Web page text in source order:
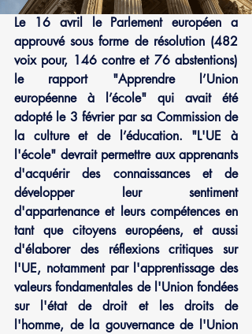
Le 16 avril le Parlement européen a
approuvé sous forme de résolution (482
voix pour, 146 contre et 76 abstentions)
le rapport "Apprendre l’Union
européenne à l’école" qui avait été
adopté le 3 février par sa Commission de
la culture et de l’éducation. "L'UE à
l'école" devrait permettre aux apprenants
d'acquérir des connaissances et de
développer leur sentiment
d'appartenance et leurs compétences en
tant que citoyens européens, et aussi
d'élaborer des réflexions critiques sur
l'UE, notamment par l'apprentissage des
valeurs fondamentales de l'Union fondées
sur l'état de droit et les droits de
l'homme, de la gouvernance de l'Union